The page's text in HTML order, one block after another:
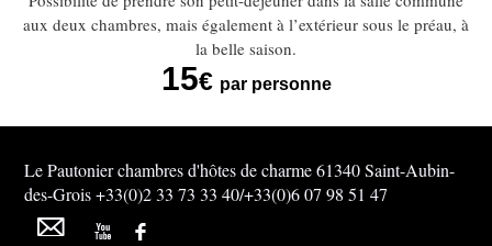
aux deux chambres, mais également à l’extérieur sous le préau, à
la belle saison.
15€ par personne
Le Pautonier chambres d'hôtes de charme 61340 Saint-Aubin-
des-Grois +33(0)2 33 73 33 40/+33(0)6 07 98 51 47
M X F